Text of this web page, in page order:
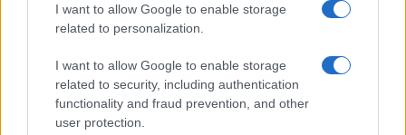
I want to allow Google to enable storage
related to personalization.
I want to allow Google to enable storage
related to security, including authentication
functionality and fraud prevention, and other
user protection.